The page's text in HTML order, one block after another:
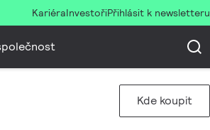
KariéraInvestořiPřihlásit k newsletteru
Kde koupit